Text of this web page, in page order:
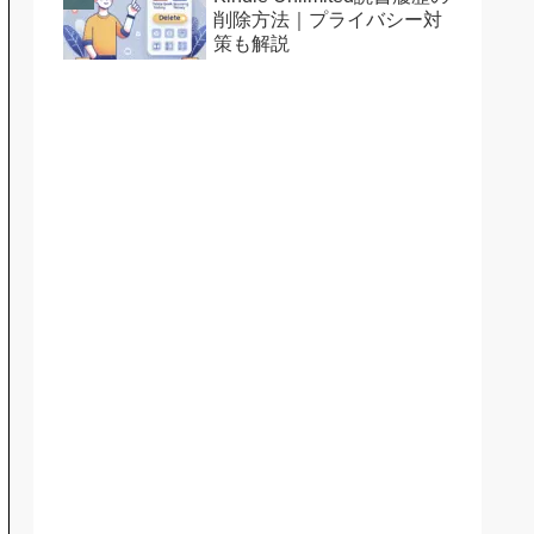
削除方法｜プライバシー対
策も解説